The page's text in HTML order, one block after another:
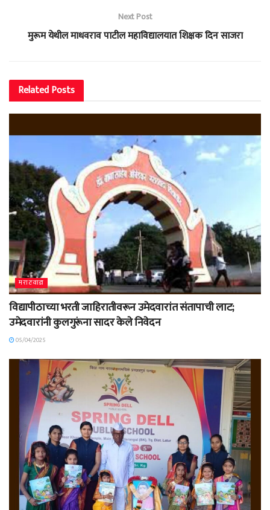
Next Post
मुरूम येथील माधवराव पाटील महाविद्यालयात शिक्षक दिन साजरा
RelatedPosts
मराठवाडा
विद्यापीठाच्या भरती जाहिरातीवरून उमेदवारांत संतापाची लाट;
उमेदवारांनी कुलगुरूंना सादर केले निवेदन
05/04/2025